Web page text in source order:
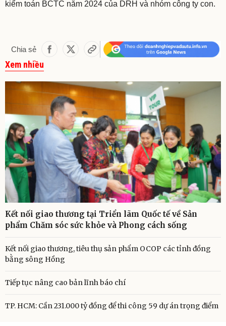
kiểm toán BCTC năm 2024 của DRH và nhóm công ty con.
Chia sẻ
Xem nhiều
Kết nối giao thương tại Triển lãm Quốc tế về Sản
phẩm Chăm sóc sức khỏe và Phong cách sống
Kết nối giao thương, tiêu thụ sản phẩm OCOP các tỉnh đồng
bằng sông Hồng
Tiếp tục nâng cao bản lĩnh báo chí
TP. HCM: Cần 231.000 tỷ đồng để thi công 59 dự án trọng điểm